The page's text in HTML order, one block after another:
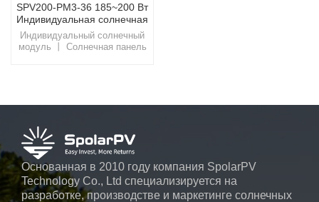
SPV200-PM3-36 185~200 Вт
Индивидуальная солнечная
панель
Индивидуальный солнечный
модуль 丨 Солнечная панель
решений SpolarPV,
обеспечения беспрецедентной
эффективности и
надежности.
Основанная в 2010 году компания SpolarPV
Technology Co., Ltd специализируется на
разработке, производстве и маркетинге солнечных